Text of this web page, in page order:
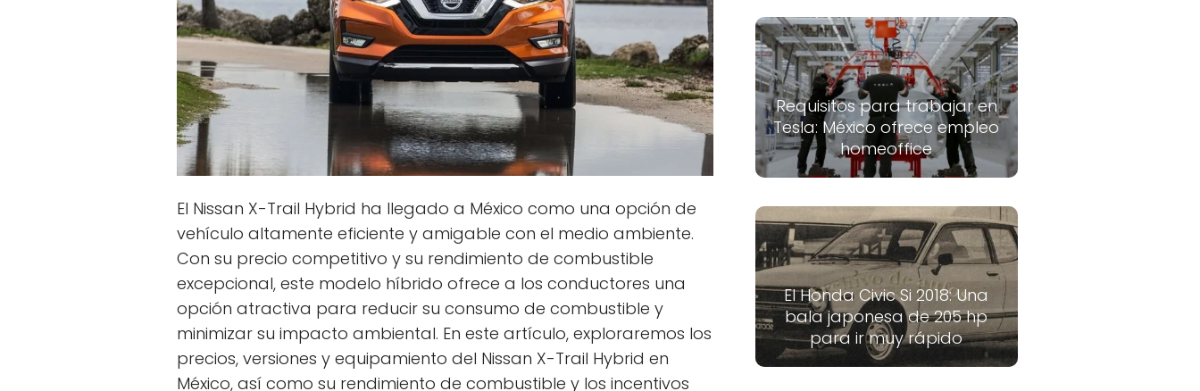
El Nissan X-Trail Hybrid ha llegado a México como una opción de
vehículo altamente eficiente y amigable con el medio ambiente.
Con su precio competitivo y su rendimiento de combustible
excepcional, este modelo híbrido ofrece a los conductores una
opción atractiva para reducir su consumo de combustible y
minimizar su impacto ambiental. En este artículo, exploraremos los
precios, versiones y equipamiento del Nissan X-Trail Hybrid en
México, así como su rendimiento de combustible y los incentivos
Requisitos para trabajar en
Tesla: México ofrece empleo
homeoffice
El Honda Civic Si 2018: Una
bala japonesa de 205 hp
para ir muy rápido